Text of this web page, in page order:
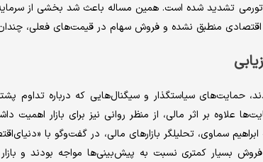
تورمی تشدید شده است. همین مساله باعث شد بخشی از
اقتصادی منطبق نشده و فروش سهام در قیمت‌های فعلی،
حمایت‌های سیاستگذار و سیگنال‌هایی که درباره تداوم
علاوه بر اثر مالی، از منظر روانی نیز برای بازار
سماوی، تحلیلگر بازارهای مالی، در گفت‌وگو با
بسیار کمتری نسبت به پیش‌بینی‌ها مواجه بودند و